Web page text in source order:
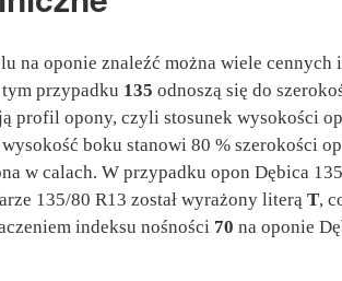
na oponie znaleźć można wiele
przypadku 135 odnoszą się do
profil opony, czyli stosunek wysokości
wysokość boku stanowi 80 % szerokości
w calach. W przypadku opon Dębica
135/80 R13 został wyrażony literą T,
indeksu nośności 70 na oponie